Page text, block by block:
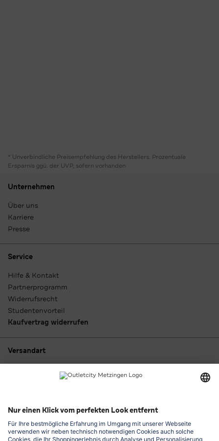
* Unverbindliche Preisempfehlung des Herstellers. Prozentuale
Ersparnis ggü. der UVP, sofern vorhanden
Unternehmen
Über uns
Karriere
Presse
Service
Hilfe & Kontakt
Partnerprogramm
Widerrufsrecht
Studentenvorteil
Kaufvertrag widerrufen
Versandart